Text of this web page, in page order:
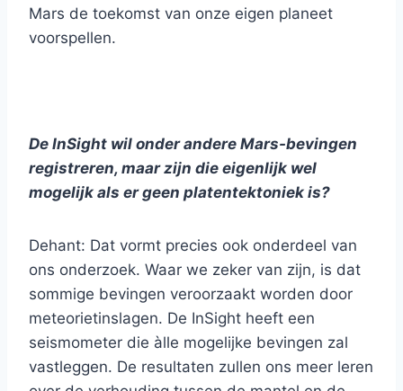
Mars de toekomst van onze eigen planeet
voorspellen.
De InSight wil onder andere Mars-bevingen
registreren, maar zijn die eigenlijk wel
mogelijk als er geen platentektoniek is?
Dehant: Dat vormt precies ook onderdeel van
ons onderzoek. Waar we zeker van zijn, is dat
sommige bevingen veroorzaakt worden door
meteorietinslagen. De InSight heeft een
seismometer die àlle mogelijke bevingen zal
vastleggen. De resultaten zullen ons meer leren